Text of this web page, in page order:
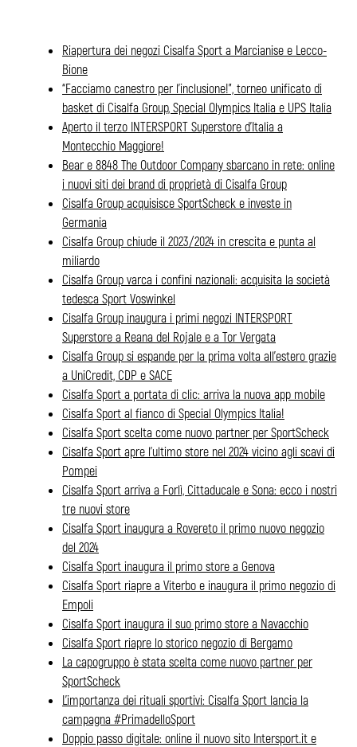
Riapertura dei negozi Cisalfa Sport a Marcianise e Lecco-
Bione
“Facciamo canestro per l’inclusione!”, torneo unificato di
basket di Cisalfa Group, Special Olympics Italia e UPS Italia
Aperto il terzo INTERSPORT Superstore d’Italia a
Montecchio Maggiore!
Bear e 8848 The Outdoor Company sbarcano in rete: online
i nuovi siti dei brand di proprietà di Cisalfa Group
Cisalfa Group acquisisce SportScheck e investe in
Germania
Cisalfa Group chiude il 2023/2024 in crescita e punta al
miliardo
Cisalfa Group varca i confini nazionali: acquisita la società
tedesca Sport Voswinkel
Cisalfa Group inaugura i primi negozi INTERSPORT
Superstore a Reana del Rojale e a Tor Vergata
Cisalfa Group si espande per la prima volta all’estero grazie
a UniCredit, CDP e SACE
Cisalfa Sport a portata di clic: arriva la nuova app mobile
Cisalfa Sport al fianco di Special Olympics Italia!
Cisalfa Sport scelta come nuovo partner per SportScheck
Cisalfa Sport apre l’ultimo store nel 2024 vicino agli scavi di
Pompei
Cisalfa Sport arriva a Forlì, Cittaducale e Sona: ecco i nostri
tre nuovi store
Cisalfa Sport inaugura a Rovereto il primo nuovo negozio
del 2024
Cisalfa Sport inaugura il primo store a Genova
Cisalfa Sport riapre a Viterbo e inaugura il primo negozio di
Empoli
Cisalfa Sport inaugura il suo primo store a Navacchio
Cisalfa Sport riapre lo storico negozio di Bergamo
La capogruppo è stata scelta come nuovo partner per
SportScheck
L’importanza dei rituali sportivi: Cisalfa Sport lancia la
campagna #PrimadelloSport
Doppio passo digitale: online il nuovo sito Intersport.it e